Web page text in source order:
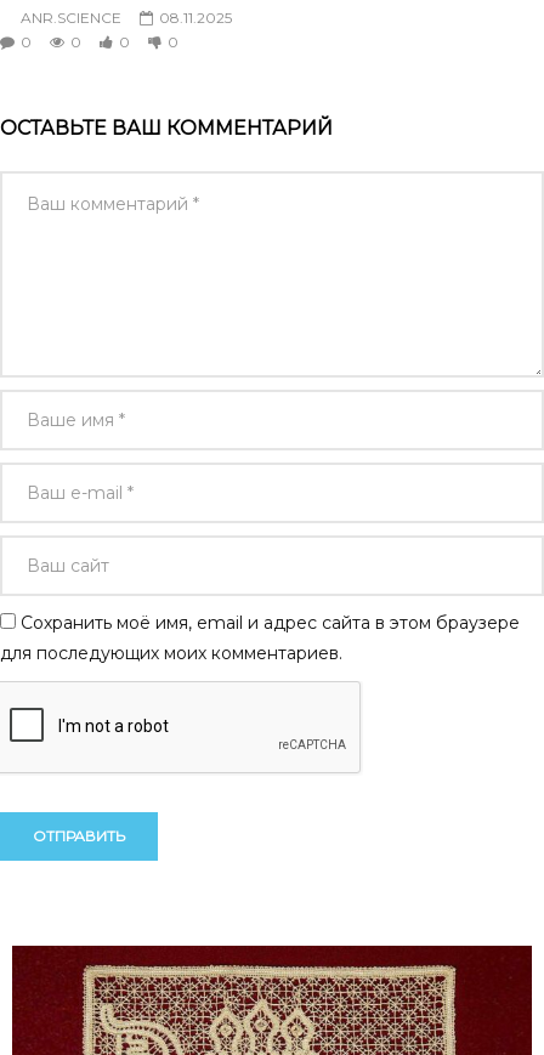
ANR.SCIENCE
08.11.2025
0
0 0 0
ОСТАВЬТЕ ВАШ КОММЕНТАРИЙ
Сохранить моё имя, email и адрес сайта в этом браузере
для последующих моих комментариев.